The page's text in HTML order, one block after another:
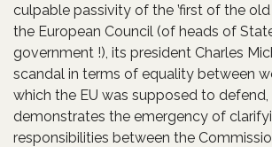
culpable passivity of the ’first of the
the European Council (of heads of
government !), its president Charles
scandal in terms of equality between
which the EU was supposed to defend,
demonstrates the emergency of
responsibilities between the